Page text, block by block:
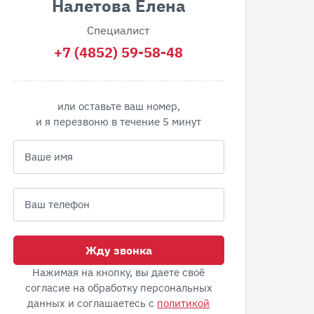
Налетова Елена
Специалист
+7 (4852) 59-58-48
или оставьте ваш номер,
и я перезвоню в течение 5 минут
Жду звонка
Нажимая на кнопку, вы даете своё
согласие на обработку персональных
данных и соглашаетесь с политикой